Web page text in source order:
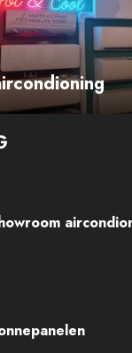
Heavy
Electric